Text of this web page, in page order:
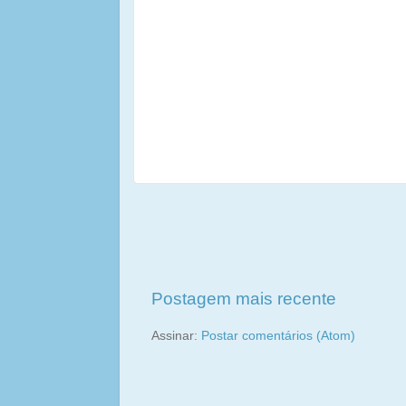
Postagem mais recente
Assinar: Postar comentários (Atom)